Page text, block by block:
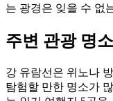
는 광경은 잊을 수 없
주변 관광 명소
강 유람선은 위노나
탐험할 만한 명소가